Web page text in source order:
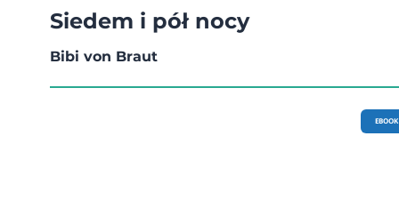
Siedem i pół nocy
Bibi von Braut
EBOOK